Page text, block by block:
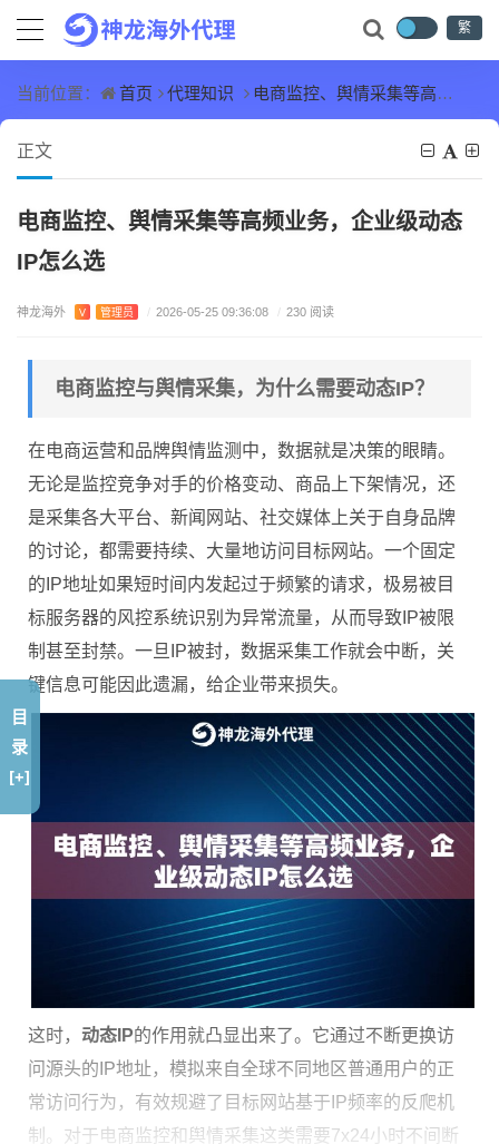
繁
当前位置： 首页 代理知识 电商监控、舆情采集等高频业务，企业级动态IP怎么选
正文
电商监控、舆情采集等高频业务，企业级动态
IP怎么选
神龙海外 V 管理员 / 2026-05-25 09:36:08 / 230 阅读
电商监控与舆情采集，为什么需要动态IP？
在电商运营和品牌舆情监测中，数据就是决策的眼睛。
无论是监控竞争对手的价格变动、商品上下架情况，还
是采集各大平台、新闻网站、社交媒体上关于自身品牌
的讨论，都需要持续、大量地访问目标网站。一个固定
的IP地址如果短时间内发起过于频繁的请求，极易被目
标服务器的风控系统识别为异常流量，从而导致IP被限
制甚至封禁。一旦IP被封，数据采集工作就会中断，关
键信息可能因此遗漏，给企业带来损失。
这时， 动态IP的作用就凸显出来了。它通过不断更换访
问源头的IP地址，模拟来自全球不同地区普通用户的正
常访问行为，有效规避了目标网站基于IP频率的反爬机
制。对于电商监控和舆情采集这类需要7x24小时不间断
目
录
[+]